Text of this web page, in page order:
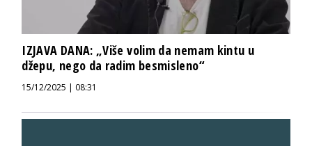
IZJAVA DANA: „Više volim da nemam kintu u
džepu, nego da radim besmisleno“
15/12/2025 | 08:31